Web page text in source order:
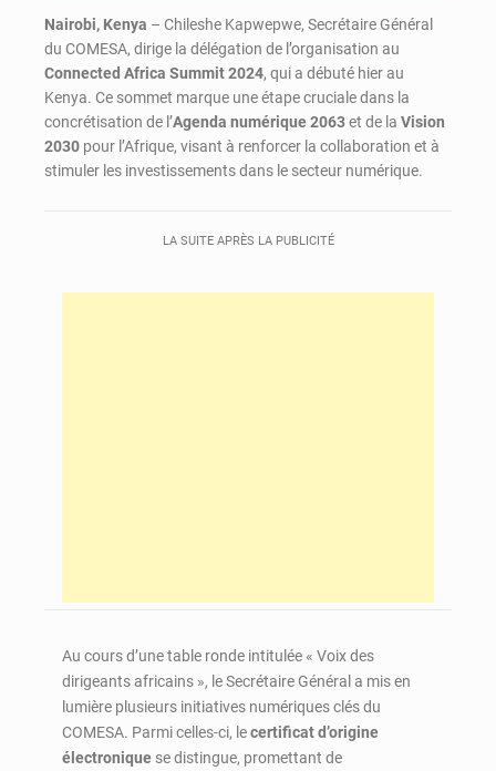
Nairobi, Kenya – Chileshe Kapwepwe, Secrétaire Général
du COMESA, dirige la délégation de l’organisation au
Connected Africa Summit 2024, qui a débuté hier au
Kenya. Ce sommet marque une étape cruciale dans la
concrétisation de l’Agenda numérique 2063et de la Vision
2030 pour l’Afrique, visant à renforcer la collaboration et à
stimuler les investissements dans le secteur numérique.
LA SUITE APRÈS LA PUBLICITÉ
Au cours d’une table ronde intitulée « Voix des
dirigeants africains », le Secrétaire Général a mis en
lumière plusieurs initiatives numériques clés du
COMESA. Parmi celles-ci, lecertificat d’origine
électronique se distingue, promettant de